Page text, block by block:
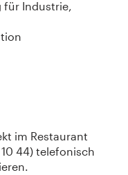
für Industrie,
im Restaurant
44) telefonisch